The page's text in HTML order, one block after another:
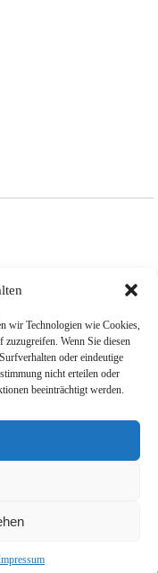
wir Technologien wie Cookies,
zuzugreifen. Wenn Sie diesen
oder eindeutige
nicht erteilen oder
beeinträchtigt werden.
Impressum